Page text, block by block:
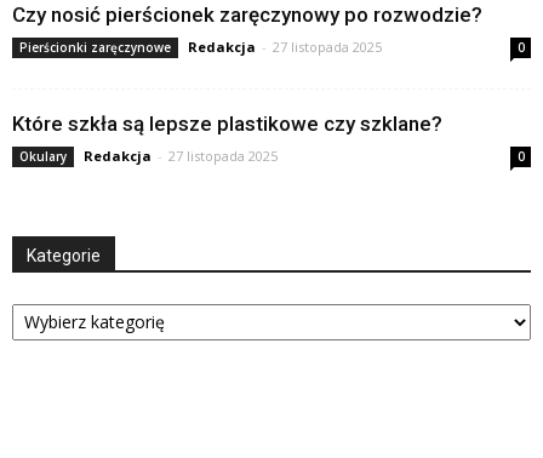
Czy nosić pierścionek zaręczynowy po rozwodzie?
Pierścionki zaręczynowe Redakcja - 27 listopada 2025 0
Które szkła są lepsze plastikowe czy szklane?
Okulary Redakcja - 27 listopada 2025 0
Kategorie
Kategorie